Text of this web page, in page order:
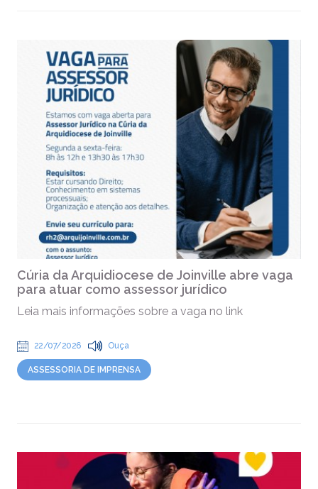
Cúria da Arquidiocese de Joinville abre vaga
para atuar como assessor jurídico
Leia mais informações sobre a vaga no link
22/07/2026 Ouça
ASSESSORIA DE IMPRENSA